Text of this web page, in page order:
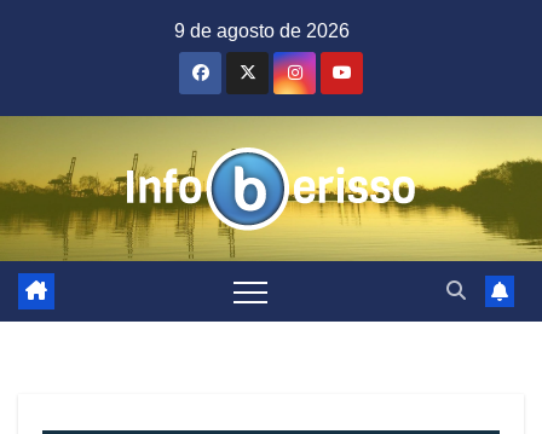
9 de agosto de 2026